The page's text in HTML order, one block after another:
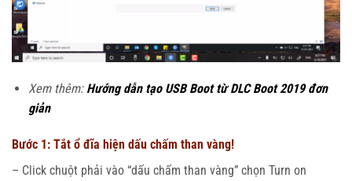
Xem thêm: Hướng dẫn tạo USB Boot từ DLC Boot 2019 đơn
giản
Bước 1: Tắt ổ đĩa hiện dấu chấm than vàng!
– Click chuột phải vào “dấu chấm than vàng” chọn Turn on